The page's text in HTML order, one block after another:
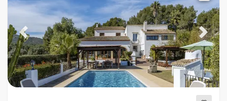
Chauffage central
Lave-vaisselle (415)
Lave-linge (467)
Cheminée (200)
Previous Next